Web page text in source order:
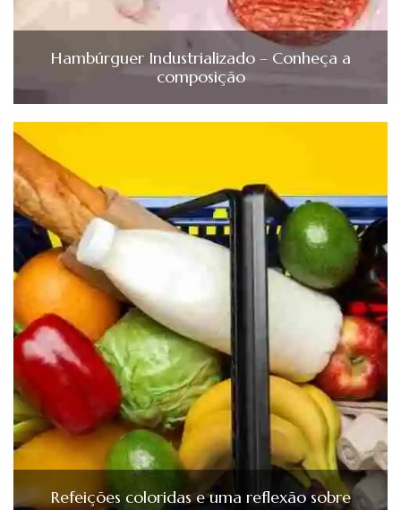
Hambúrguer Industrializado – Conheça a
composição
Refeições coloridas e uma reflexão sobre